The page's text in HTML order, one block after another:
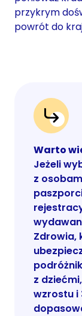
przykrym
powrót do
Warto
Jeżeli
z
Zdrowia,
z
wzrostu i